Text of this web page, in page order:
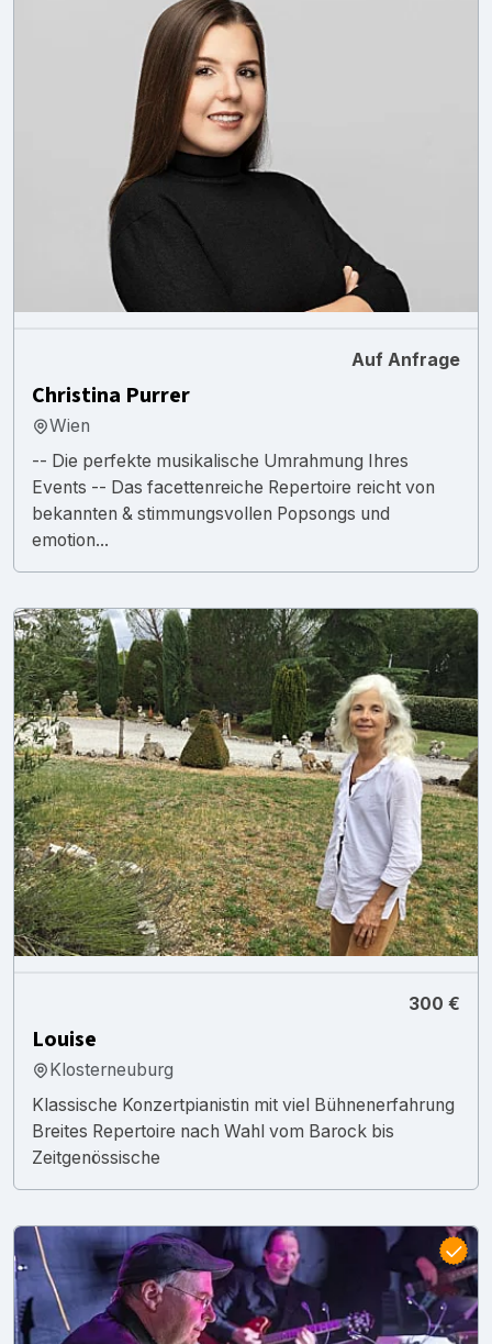
Auf Anfrage
Christina Purrer
Wien
-- Die perfekte musikalische Umrahmung Ihres
Events -- Das facettenreiche Repertoire reicht von
bekannten & stimmungsvollen Popsongs und
emotion...
300 €
Louise
Klosterneuburg
Klassische Konzertpianistin mit viel Bühnenerfahrung
Breites Repertoire nach Wahl vom Barock bis
Zeitgenössische